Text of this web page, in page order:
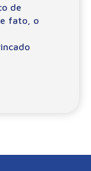
de
fato, o